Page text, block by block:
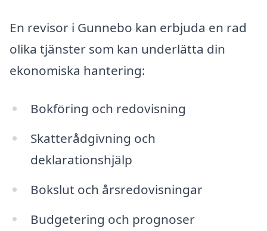
En revisor i Gunnebo kan erbjuda en rad
olika tjänster som kan underlätta din
ekonomiska hantering:
Bokföring och redovisning
Skatterådgivning och
deklarationshjälp
Bokslut och årsredovisningar
Budgetering och prognoser